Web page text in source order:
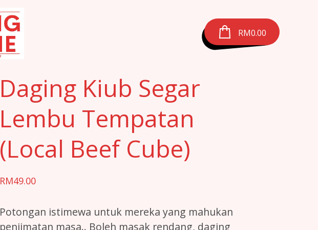
RM0.00
Daging Kiub Segar
Lembu Tempatan
(Local Beef Cube)
RM49.00
Potongan istimewa untuk mereka yang mahukan
penjimatan masa.. Boleh masak rendang, daging